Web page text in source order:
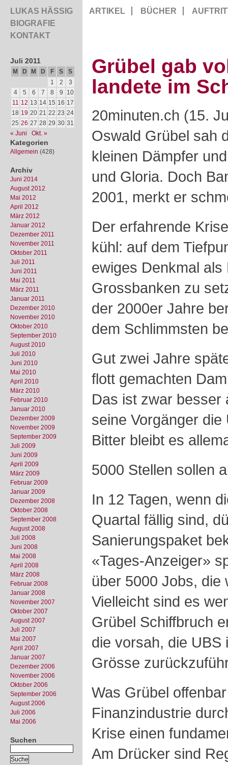
LUKAS HÄSSIG
BIOGRAFIE
KONTAKT
ARTIKEL BÜCHER
Juli 2011
M D M D F S
S
1
2
3
4
5 6 7 8 9
10
11 12 13 14 15 16 17
18 19 20 21 22 23 24
25 26 27 28 29 30 31
« Juni
Okt. »
Kategorien
Allgemein (428)
Archiv
Juni 2014
August 2012
Mai 2012
April 2012
März 2012
Januar 2012
Dezember 2011
November 2011
Oktober 2011
Juli 2011
Juni 2011
Mai 2011
März 2011
Januar 2011
Dezember 2010
November 2010
Oktober 2010
September 2010
August 2010
Juli 2010
Juni 2010
Mai 2010
April 2010
März 2010
Februar 2010
Januar 2010
Dezember 2009
November 2009
September 2009
Juli 2009
Juni 2009
April 2009
März 2009
Februar 2009
Januar 2009
Dezember 2008
Oktober 2008
September 2008
August 2008
Juli 2008
Juni 2008
Mai 2008
April 2008
März 2008
Februar 2008
Januar 2008
November 2007
Oktober 2007
August 2007
Juli 2007
Mai 2007
April 2007
Januar 2007
Dezember 2006
November 2006
Oktober 2006
September 2006
August 2006
Juli 2006
Mai 2006
Suchen
Grübel gab
landete im
20minuten.ch (15.
Oswald Grübel sah
kleinen Dämpfer
und Gloria. Doch
2001, merkt er
Der erfahrende
kühl: auf dem
ewiges Denkmal
Grossbanken zu
der 2000er Jahre
dem Schlimmsten
Gut zwei Jahre
flott gemachten
Das ist zwar besser
seine Vorgänger
Bitter bleibt es
5000 Stellen sollen
In 12 Tagen, wenn
Quartal fällig sind,
Sanierungspaket
«Tages-Anzeiger»
über 5000 Jobs, die
Vielleicht sind es
Grübel Schiffbruch
die vorsah, die UBS
Grösse
Was Grübel
Finanzindustrie
Krise einen
Am Drücker sind